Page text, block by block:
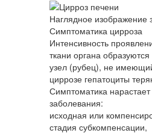
Наглядное
Симптоматика цирроза
Интенсивность
ткани органа
узел (рубец), не
циррозе гепатоциты
Симптоматика
заболевания:
исходная или
стадия субкомпенсации,